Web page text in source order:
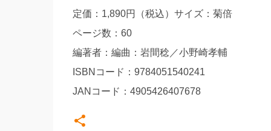
定価：1,890円（税込）サイズ：菊倍
ページ数：60
編著者：編曲：岩間稔／小野崎孝輔
ISBNコード：9784051540241
JANコード：4905426407678